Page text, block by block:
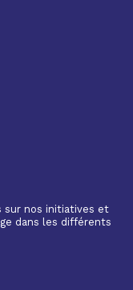
sur nos initiatives et
dans les différents